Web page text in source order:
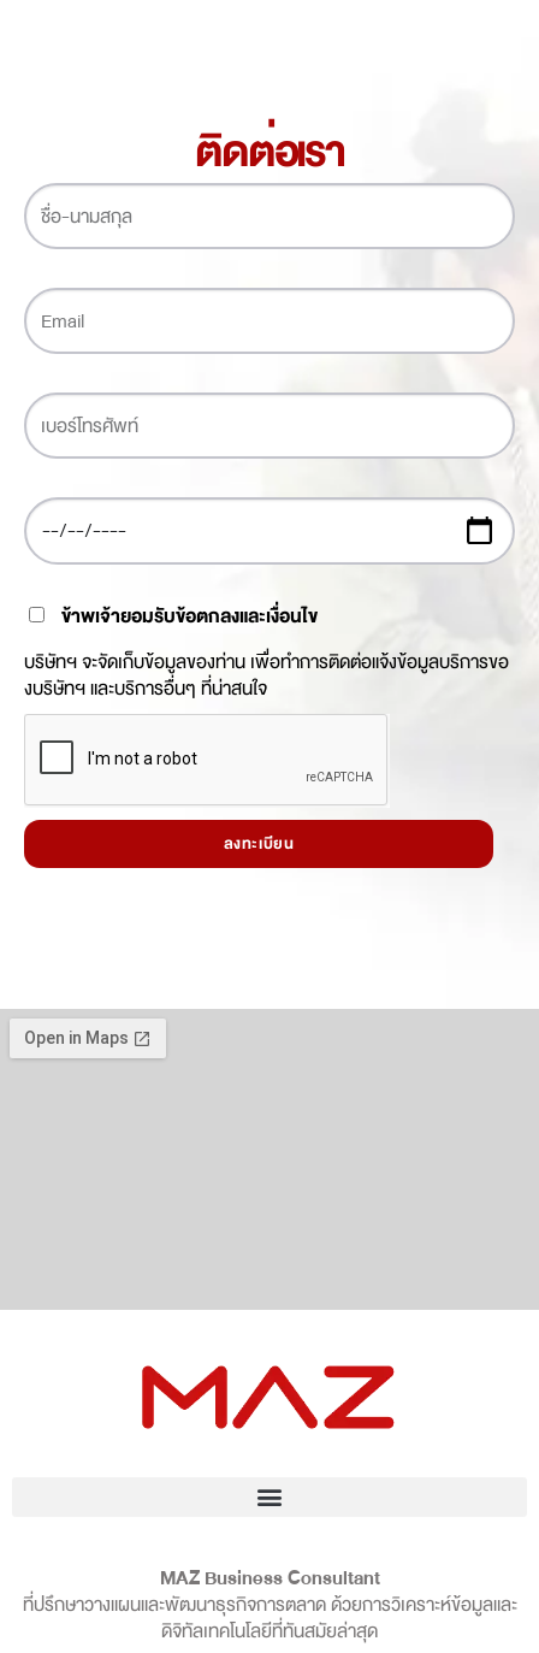
ติดต่อเรา
ข้าพเจ้ายอมรับข้อตกลงและเงื่อนไข
บริษัทฯ จะจัดเก็บข้อมูลของท่าน เพื่อทำการติดต่อแจ้งข้อมูลบริการขอ
งบริษัทฯ และบริการอื่นๆ ที่น่าสนใจ
ลงทะเบียน
MAZ Business Consultant
ที่ปรึกษาวางแผนและพัฒนาธุรกิจการตลาด ด้วยการวิเคราะห์ข้อมูลและ
ดิจิทัลเทคโนโลยีที่ทันสมัยล่าสุด